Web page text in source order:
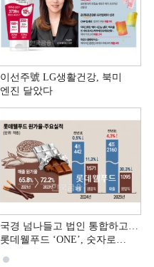
이선주號 LG생활건강, 북미
엔진 달았다
국경 넘나들고 법인 통합하고…
롯데웰푸드 ‘ONE’, 숫자로